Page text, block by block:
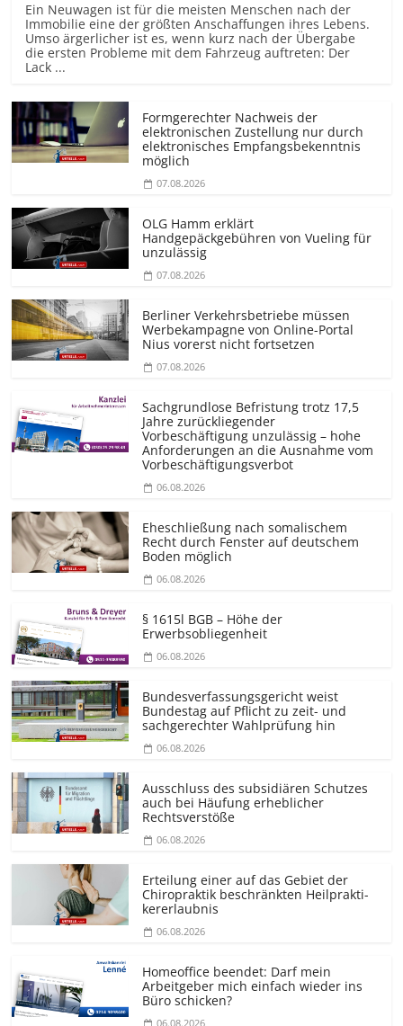
Ein Neuwagen ist für die meisten Menschen nach der
Immobilie eine der größten Anschaffungen ihres Lebens.
Umso ärgerlicher ist es, wenn kurz nach der Übergabe
die ersten Probleme mit dem Fahrzeug auftreten: Der
Lack ...
Formgerechter Nachweis der
elektronischen Zustellung nur durch
elektronisches Empfangsbekenntnis
möglich
07.08.2026
OLG Hamm erklärt
Handgepäckgebühren von Vueling für
unzulässig
07.08.2026
Berliner Verkehrsbetriebe müssen
Werbekampagne von Online-Portal
Nius vorerst nicht fortsetzen
07.08.2026
Sachgrundlose Befristung trotz 17,5
Jahre zurückliegender
Vorbeschäftigung unzulässig – hohe
Anforderungen an die Ausnahme vom
Vorbeschäf­tigungsverbot
06.08.2026
Eheschließung nach somalischem
Recht durch Fenster auf deutschem
Boden möglich
06.08.2026
§ 1615l BGB – Höhe der
Erwerbsobliegenheit
06.08.2026
Bundesver­fassungsgericht weist
Bundestag auf Pflicht zu zeit- und
sachgerechter Wahlprüfung hin
06.08.2026
Ausschluss des subsidiären Schutzes
auch bei Häufung erheblicher
Rechtsverstöße
06.08.2026
Erteilung einer auf das Gebiet der
Chiropraktik beschränkten Heilprakti­
kererlaubnis
06.08.2026
Homeoffice beendet: Darf mein
Arbeitgeber mich einfach wieder ins
Büro schicken?
06.08.2026